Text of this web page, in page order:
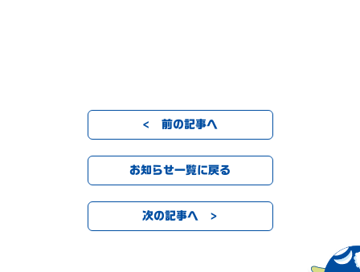
< 前の記事へ
お知らせ一覧に戻る
次の記事へ >